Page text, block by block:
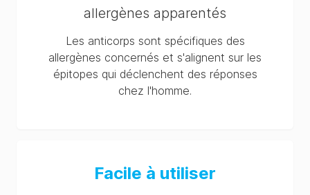
allergènes apparentés
Les anticorps sont spécifiques des
allergènes concernés et s'alignent sur les
épitopes qui déclenchent des réponses
chez l'homme.
Facile à utiliser